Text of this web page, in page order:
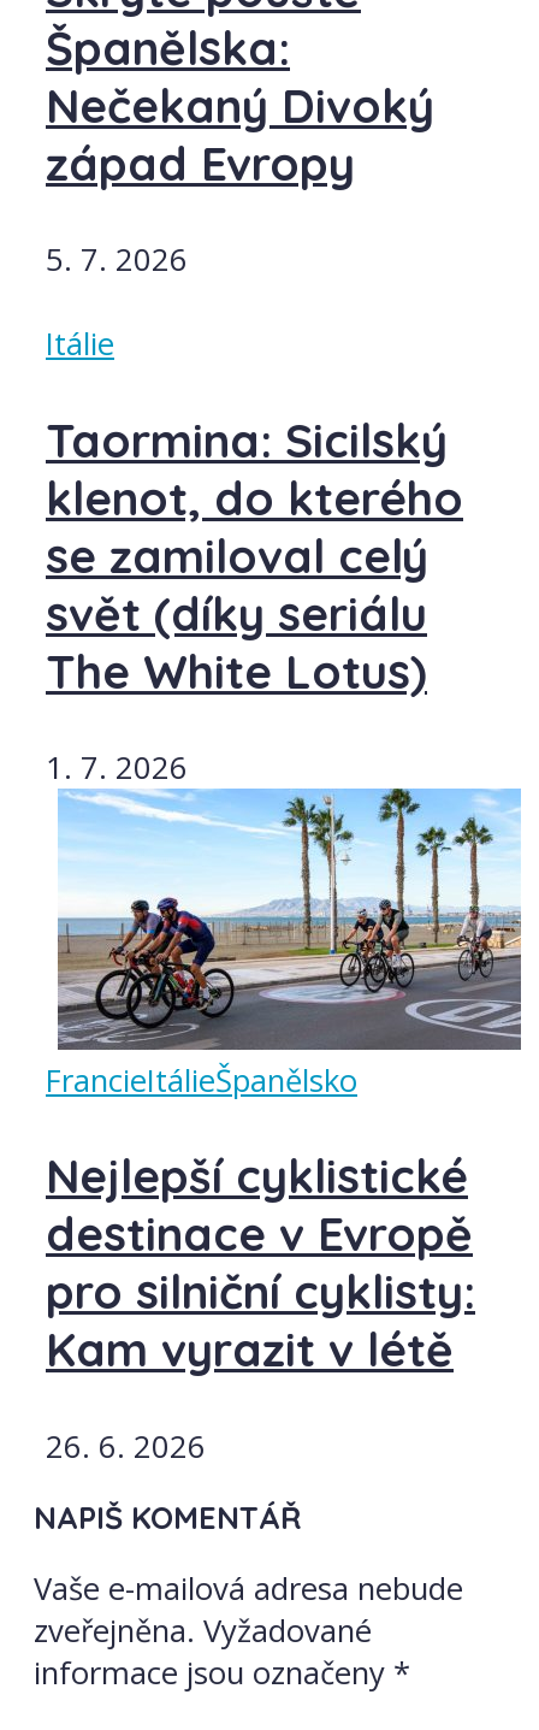
Španělska:
Nečekaný Divoký
západ Evropy
5. 7. 2026
Itálie
Taormina: Sicilský
klenot, do kterého
se zamiloval celý
svět (díky seriálu
The White Lotus)
1. 7. 2026
FrancieItálieŠpanělsko
Nejlepší cyklistické
destinace v Evropě
pro silniční cyklisty:
Kam vyrazit v létě
26. 6. 2026
NAPIŠ KOMENTÁŘ
Vaše e-mailová adresa nebude
zveřejněna. Vyžadované
informace jsou označeny *